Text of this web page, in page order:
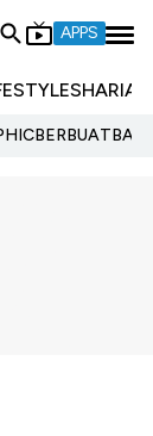
APPS
SHARIA